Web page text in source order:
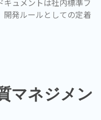
ュメントは社内標準フ
開発ルールとしての定着
マネジメン